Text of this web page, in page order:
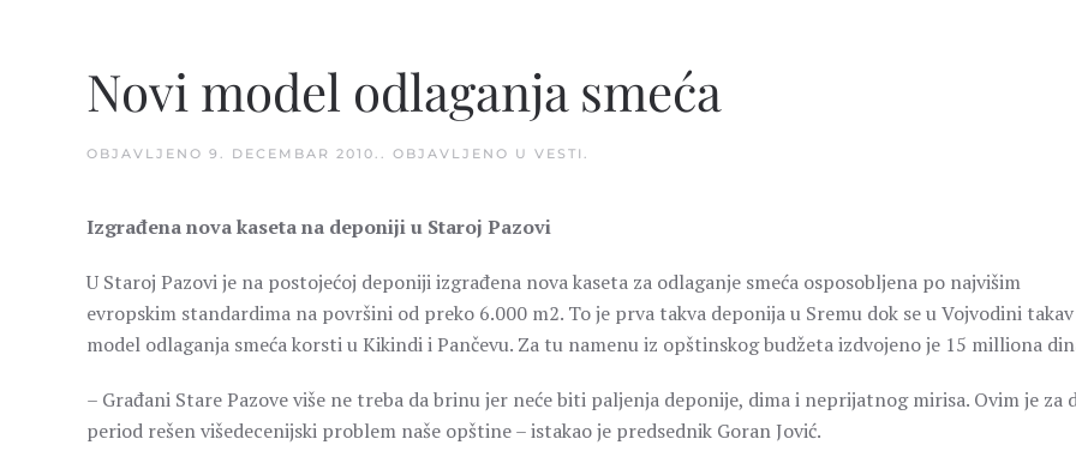
Novi model odlaganja smeća
OBJAVLJENO 9. DECEMBAR 2010. . OBJAVLJENO U VESTI .
Izgrađena nova kaseta na deponiji u Staroj Pazovi
U Staroj Pazovi je na postojećoj deponiji izgrađena nova kaseta za odlaganje smeća osposobljena po najvišim
evropskim standardima na površini od preko 6.000 m2. To je prva takva deponija u Sremu dok se u Vojvodini takav
model odlaganja smeća korsti u Kikindi i Pančevu. Za tu namenu iz opštinskog budžeta izdvojeno je 15 milliona
– Građani Stare Pazove više ne treba da brinu jer neće biti paljenja deponije, dima i neprijatnog mirisa. Ovim je za
period rešen višedecenijski problem naše opštine – istakao je predsednik Goran Jović.